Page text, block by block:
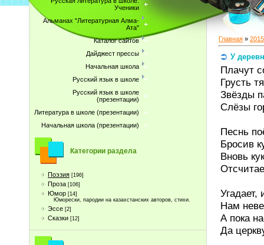
Ученики
Альманах "Литературная Алма-
Ата"
Каталог сайтов
Дайджест прессы
Начальная школа
Русский язык в школе
Русский язык в школе
(презентации)
Литература в школе (презентации)
Начальная школа (презентации)
Категории раздела
Поэзия [196]
Проза [106]
Юмор [14]
Юморески, пародии на казахстанских авторов, стихи.
Эссе [2]
Сказки [12]
Главная » 2015
У
Плачут
Грусть
Звёзды
Слёзы
Песнь
Бросив
Вновь
Угадает,
Нам
А пока
Да